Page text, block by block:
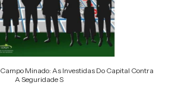
Campo Minado: As Investidas Do Capital Contra
A Seguridade S